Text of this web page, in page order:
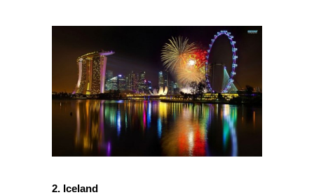
2. Iceland